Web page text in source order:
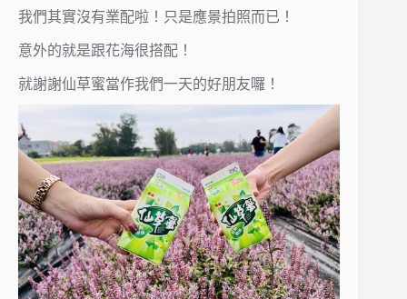
我們其實沒有業配啦！只是應景拍照而已！
意外的就是跟花海很搭配！
就謝謝仙草蜜當作我們一天的好朋友囉！